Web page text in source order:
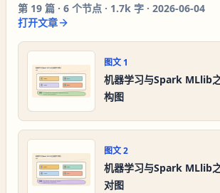
第 19 篇 · 6 个节点 · 1.7k 字 · 2026-06-04
打开文章
图文 1
机器学习与Spark MLlib
构图
图文2
机器学习与Spark MLlib
对图